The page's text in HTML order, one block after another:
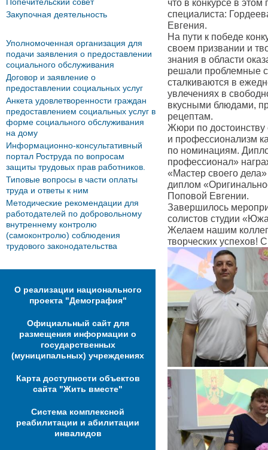
что в конкурсе в
специалиста:
Евгения.
На пути к победе
своем призвании и
знания в области
решали проблемные
сталкиваются в
увлечениях в
вкусными блюдами,
рецептам.
Жюри по достоинству
и профессионализм
по номинациям.
профессионал»
«Мастер своего
диплом
Поповой Евгении.
Завершилось
солистов студии
Желаем нашим
творческих успехов!
Закупочная деятельность
Уполномоченная организация для
подачи заявления о предоставлении
социального обслуживания
Договор и заявление о
предоставлении социальных услуг
Анкета удовлетворенности граждан
предоставлением социальных услуг в
форме социального обслуживания
на дому
Информационно-консультативный
портал Роструда по вопросам
защиты трудовых прав работников.
Типовые вопросы в части оплаты
труда и ответы к ним
Методические рекомендации для
работодателей по добровольному
внутреннему контролю
(самоконтролю) соблюдения
трудового законодательства
О реализации национального
проекта "Демография"
Официальный сайт для
размещения информации о
государственных
(муниципальных) учреждениях
Карта доступности объектов
сайта "Жить вместе"
Система комплексной
реабилитации и абилитации
инвалидов